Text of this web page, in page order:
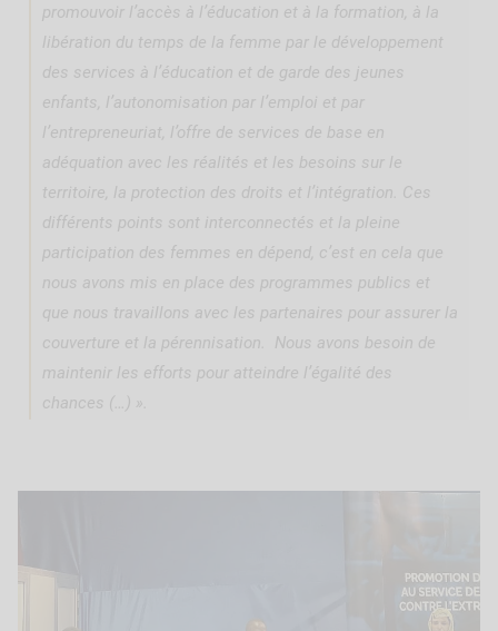
promouvoir l’accès à l’éducation et à la formation, à la
libération du temps de la femme par le développement
des services à l’éducation et de garde des jeunes
enfants, l’autonomisation par l’emploi et par
l’entrepreneuriat, l’offre de services de base en
adéquation avec les réalités et les besoins sur le
territoire, la protection des droits et l’intégration. Ces
différents points sont interconnectés et la pleine
participation des femmes en dépend, c’est en cela que
nous avons mis en place des programmes publics et
que nous travaillons avec les partenaires pour assurer la
couverture et la pérennisation. Nous avons besoin de
maintenir les efforts pour atteindre l’égalité des
chances (…) ».